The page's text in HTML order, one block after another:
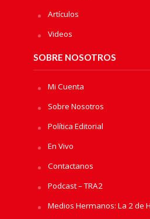
Artículos
Videos
SOBRE NOSOTROS
Mi Cuenta
Sobre Nosotros
Política Editorial
En Vivo
Contactanos
Podcast – TRA2
Medios Hermanos: La 2 de